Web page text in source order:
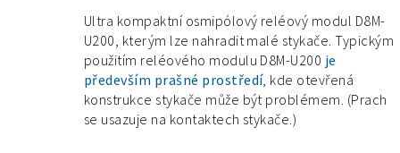
Ultra kompaktní osmipólový reléový modul D8M-
U200, kterým lze nahradit malé stykače. Typickým
použitím reléového modulu D8M-U200 je
především prašné prostředí, kde otevřená
konstrukce stykače může být problémem. (Prach
se usazuje na kontaktech stykače.)